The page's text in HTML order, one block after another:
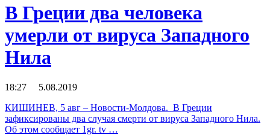
В Греции два человека
умерли от вируса Западного
Нила
18:27 5.08.2019
КИШИНЕВ, 5 авг – Новости-Молдова. В Греции
зафиксированы два случая смерти от вируса Западного Нила.
Об этом сообщает 1gr. tv …